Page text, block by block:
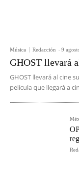
Música Redacción - 9
GHOST llevará
GHOST llevará al cine
película que llegará a